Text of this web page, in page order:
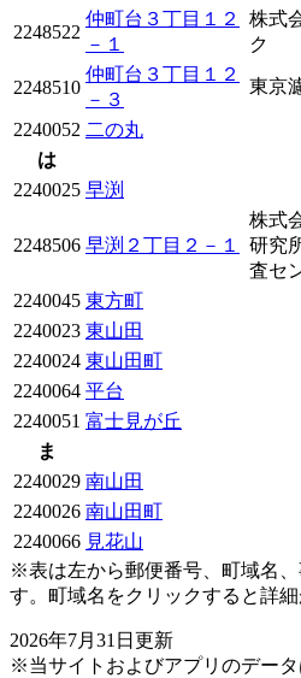
2248522
仲町台３丁目１２
－１
株式
ク
2248510
仲町台３丁目１２
－３
東京
2240052 二の丸
は
2240025 早渕
2248506 早渕２丁目２－１
株式
研究
査セ
2240045 東方町
2240023 東山田
2240024 東山田町
2240064 平台
2240051 富士見が丘
ま
2240029 南山田
2240026 南山田町
2240066 見花山
※表は左から郵便番号、町域名
す。町域名をクリックすると詳細
2026年7月31日更新
※当サイトおよびアプリのデータ